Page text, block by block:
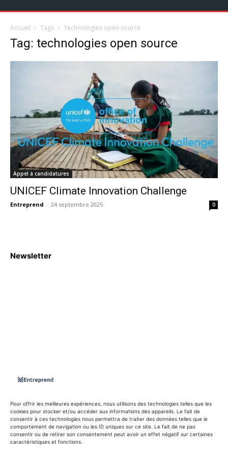
Pour offrir les meilleures expériences, nous utilisons des technologies telles que les
cookies pour stocker et/ou accéder aux informations des appareils. Le fait de
consentir à ces technologies nous permettra de traiter des données telles que le
comportement de navigation ou les ID uniques sur ce site. Le fait de ne pas
consentir ou de retirer son consentement peut avoir un effet négatif sur certaines
caractéristiques et fonctions.
Accueil Tags Technologies open source
Tag: technologies open source
Appel à candidatures
UNICEF Climate Innovation Challenge
Entreprend - 24 septembre 2025 0
info@entreprend.net
Newsletter